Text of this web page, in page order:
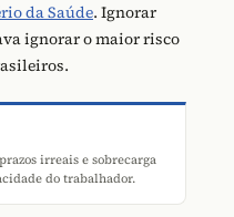
da Saúde. Ignorar
ignorar o maior risco
irreais e sobrecarga
do trabalhador.